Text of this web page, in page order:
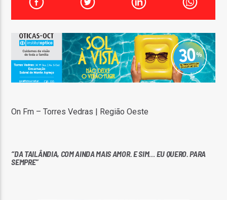
FAIXA ATUAL
TÍTULO
ARTISTA
On Fm – Torres Vedras | Região Oeste
“DA TAILÂNDIA, COM AINDA MAIS AMOR. E SIM… EU QUERO. PARA
SEMPRE”